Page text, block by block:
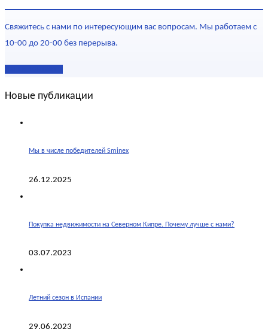
Свяжитесь с нами по интересующим вас вопросам. Мы работаем с
10-00 до 20-00 без перерыва.
Новые публикации
Мы в числе победителей Sminex
26.12.2025
Покупка недвижимости на Северном Кипре. Почему лучше с нами?
03.07.2023
Летний сезон в Испании
29.06.2023